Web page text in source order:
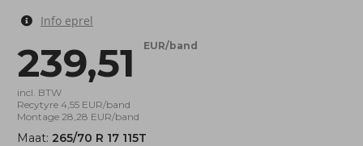
Info eprel
239,51 EUR/band
incl. BTW
Recytyre 4,55 EUR/band
Montage 28,28 EUR/band
Maat: 265/70 R 17 115T